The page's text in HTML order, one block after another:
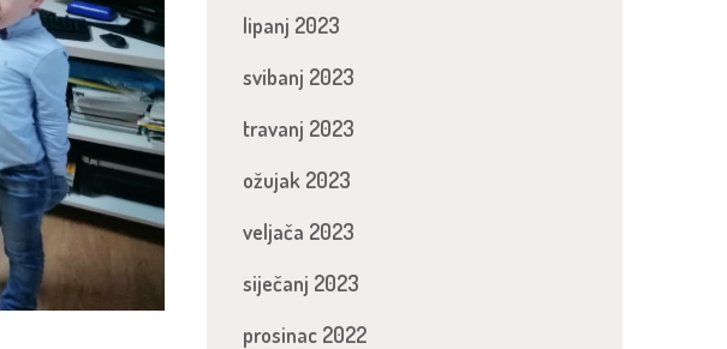
lipanj 2023
svibanj 2023
travanj 2023
ožujak 2023
veljača 2023
siječanj 2023
prosinac 2022